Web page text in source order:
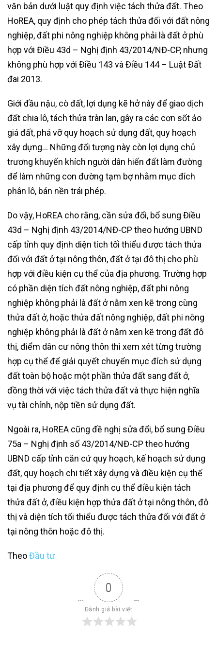
văn bản dưới luật quy định việc tách thửa đất. Theo
HoREA, quy định cho phép tách thửa đối với đất nông
nghiệp, đất phi nông nghiệp không phải là đất ở phù
hợp với Điều 43d – Nghị định 43/2014/NĐ-CP, nhưng
không phù hợp với Điều 143 và Điều 144 – Luật Đất
đai 2013.
Giới đầu nậu, cò đất, lợi dụng kẽ hở này để giao dịch
đất chia lô, tách thửa tràn lan, gây ra các cơn sốt ảo
giá đất, phá vỡ quy hoạch sử dụng đất, quy hoạch
xây dựng… Những đối tượng này còn lợi dụng chủ
trương khuyến khích người dân hiến đất làm đường
để làm những con đường tạm bợ nhằm mục đích
phân lô, bán nền trái phép.
Do vậy, HoREA cho rằng, cần sửa đổi, bổ sung Điều
43d – Nghị định 43/2014/NĐ-CP theo hướng UBND
cấp tỉnh quy định diện tích tối thiểu được tách thửa
đối với đất ở tại nông thôn, đất ở tại đô thị cho phù
hợp với điều kiện cụ thể của địa phương. Trường hợp
có phần diện tích đất nông nghiệp, đất phi nông
nghiệp không phải là đất ở nằm xen kẽ trong cùng
thửa đất ở, hoặc thửa đất nông nghiệp, đất phi nông
nghiệp không phải là đất ở nằm xen kẽ trong đất đô
thị, điểm dân cư nông thôn thì xem xét từng trường
hợp cụ thể để giải quyết chuyển mục đích sử dụng
đất toàn bộ hoặc một phần thửa đất sang đất ở,
đồng thời với việc tách thửa đất và thực hiện nghĩa
vụ tài chính, nộp tiền sử dụng đất.
Ngoài ra, HoREA cũng đề nghị sửa đổi, bổ sung Điều
75a – Nghị định số 43/2014/NĐ-CP theo hướng
UBND cấp tỉnh căn cứ quy hoạch, kế hoạch sử dụng
đất, quy hoạch chi tiết xây dựng và điều kiện cụ thể
tại địa phương để quy định cụ thể điều kiện tách
thửa đất ở, điều kiện hợp thửa đất ở tại nông thôn, đô
thị và diện tích tối thiểu được tách thửa đối với đất ở
tại nông thôn hoặc đô thị.
TheoĐầu tư
0
Đánh giá bài viết